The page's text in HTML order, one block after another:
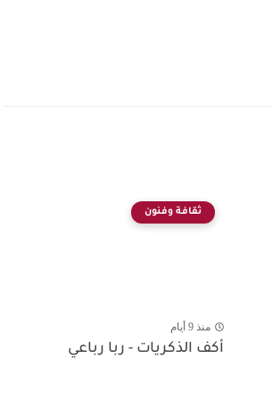
ثقافة وفنون
منذ 9 أيام
أكف الذكريات - ربا رباعي